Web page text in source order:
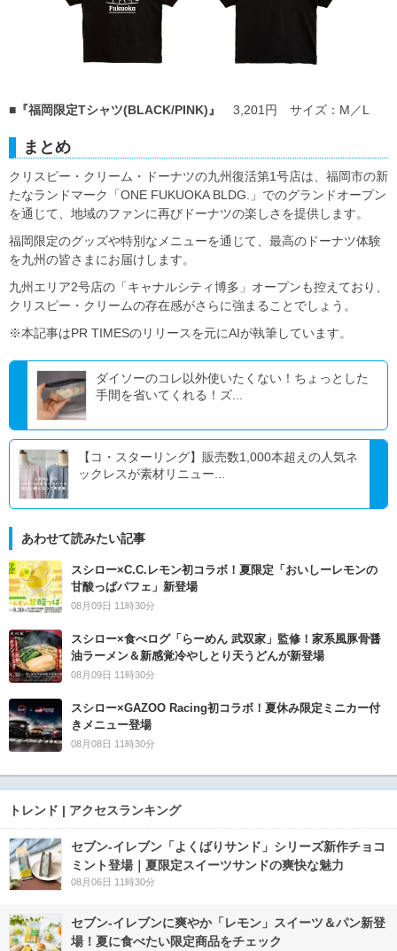
■ 『福岡限定Tシャツ(BLACK/PINK)』 3,201円 サイズ：M／L
まとめ
クリスピー・クリーム・ドーナツの九州復活第1号店は、福岡市の新
たなランドマーク「ONE FUKUOKA BLDG.」でのグランドオープン
を通じて、地域のファンに再びドーナツの楽しさを提供します。
福岡限定のグッズや特別なメニューを通じて、最高のドーナツ体験
を九州の皆さまにお届けします。
九州エリア2号店の「キャナルシティ博多」オープンも控えており、
クリスピー・クリームの存在感がさらに強まることでしょう。
※本記事はPR TIMESのリリースを元にAIが執筆しています。
ダイソーのコレ以外使いたくない！ちょっとした
手間を省いてくれる！ズ...
【コ・スターリング】販売数1,000本超えの人気ネ
ックレスが素材リニュー...
あわせて読みたい記事
スシロー×C.C.レモン初コラボ！夏限定「おいしーレモンの
甘酸っぱパフェ」新登場
08月09日 11時30分
スシロー×食べログ「らーめん 武双家」監修！家系風豚骨醤
油ラーメン＆新感覚冷やしとり天うどんが新登場
08月09日 11時30分
スシロー×GAZOO Racing初コラボ！夏休み限定ミニカー付
きメニュー登場
08月08日 11時30分
トレンド | アクセスランキング
セブン‐イレブン「よくばりサンド」シリーズ新作チョコ
ミント登場｜夏限定スイーツサンドの爽快な魅力
08月06日 11時30分
セブン‐イレブンに爽やか「レモン」スイーツ＆パン新登
場！夏に食べたい限定商品をチェック